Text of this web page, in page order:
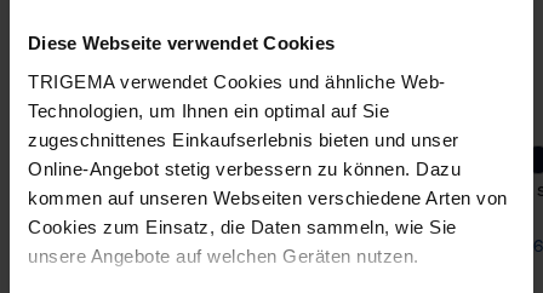
Diese Webseite verwendet Cookies
TRIGEMA verwendet Cookies und ähnliche Web-
Technologien, um Ihnen ein optimal auf Sie
zugeschnittenes Einkaufserlebnis bieten und unser
Online-Angebot stetig verbessern zu können. Dazu
kommen auf unseren Webseiten verschiedene Arten von
Cookies zum Einsatz, die Daten sammeln, wie Sie
unsere Angebote auf welchen Geräten nutzen.
Polo shirt with raglan sleeves and a trigema
chest patch
from 74,00 €
Polo
from